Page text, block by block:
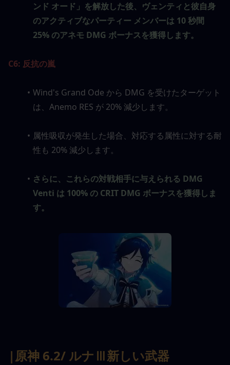
ンド オード」を解放した後、ヴェンティと彼自身
のアクティブなパーティー メンバーは 10 秒間
25% のアネモ DMG ボーナスを獲得します。
C6: 反抗の嵐
Wind's Grand Ode から DMG を受けたターゲット
は、Anemo RES が 20% 減少します。
属性吸収が発生した場合、対応する属性に対する耐
性も 20% 減少します。
さらに、これらの対戦相手に与えられる DMG
Venti は 100% の CRIT DMG ボーナスを獲得しま
す。
|原神 6.2/ ルナⅢ新しい武器